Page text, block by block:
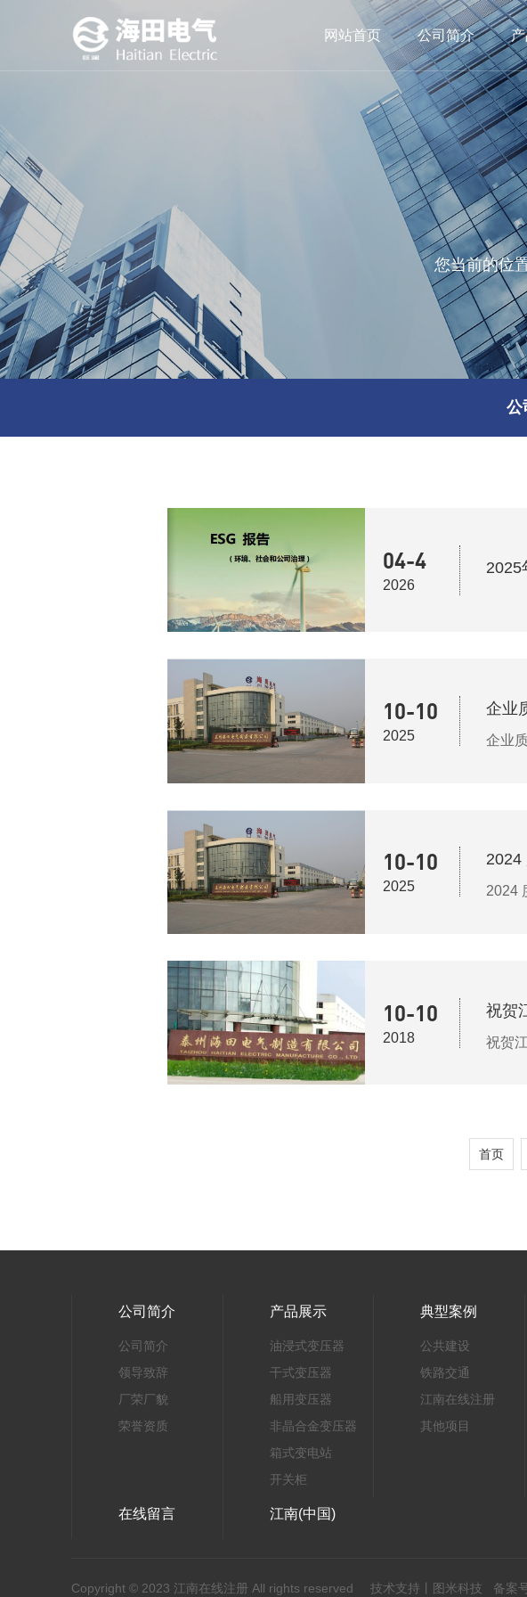
网站首页 公司简介
领导致辞 厂荣厂貌
干式变压器 船用变压
公共
您当前的位
公
04-4
2026
2025
10-10
2025
企业
企业
10-10
2025
2024
2024
10-10
2018
祝贺
祝贺
首页
公司简介
公司简介
领导致辞
厂荣厂貌
荣誉资质
产品展示
油浸式变压器
干式变压器
船用变压器
非晶合金变压器
箱式变电站
开关柜
典型案例
公共建设
铁路交通
江南在线注册
其他项目
在线留言 江南(中国)
Copyright © 2023 江南在线注册 All rights reserved 技术支持丨 图米科技 备案